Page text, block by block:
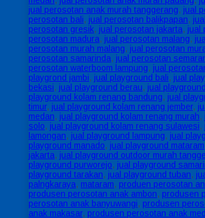
jual perosotan anak murah tanggerang, jual
perosotan bali, jual perosotan balikpapan,
perosotan gresik, jual perosotan jakarta, jual
perosotan madura, jual perosotan malang,
perosotan murah malang, jual perosotan
perosotan samarinda, jual perosotan
perosotan waterboom lampung, jual
playgrond jambi, jual playground bali, jual
bekasi, jual playground berau, jual
playground kolam renang bandung, jual
timur, jual playground kolam renang jember,
medan, jual playground kolam renang murah,
solo, jual playground kolam renang sulawesi,
lamongan, jual playground lampung, jual
playground manado, jual playground mataram
jakarta, jual playground outdoor murah
playground purworejo, jual playground
playground tarakan, jual playground tuban,
palngkaraya, mataram, produen perosotan
produsen perosotan anak ambon, produsen
perosotan anak banyuwangi, produsen
anak makasar, produsen perosotan anak